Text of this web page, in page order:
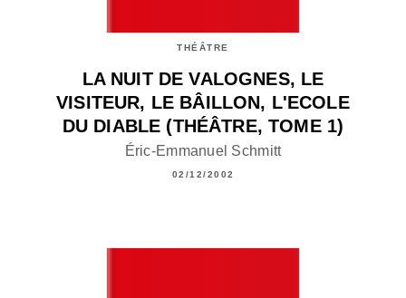
THÉÂTRE
LA NUIT DE VALOGNES, LE
VISITEUR, LE BÂILLON, L'ECOLE
DU DIABLE (THÉÂTRE, TOME 1)
Éric-Emmanuel Schmitt
02/12/2002